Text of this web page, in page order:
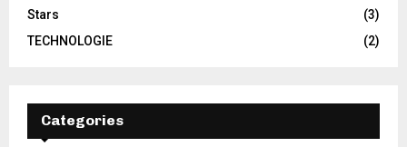
Stars
(3)
TECHNOLOGIE
(2)
Categories